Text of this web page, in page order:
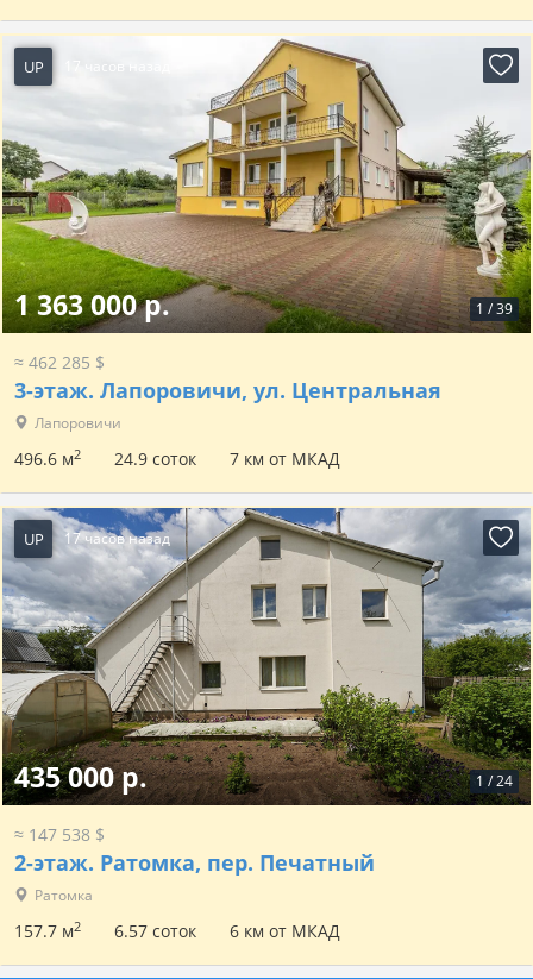
UP 17 часов назад
1 /39
1 363 000 р.
≈ 462 285 $
3-этаж. Лапоровичи, ул. Центральная
Лапоровичи
496.6 м2 24.9 соток 7 км от МКАД
UP 17 часов назад
1 /24
435 000 р.
≈ 147 538 $
2-этаж. Ратомка, пер. Печатный
Ратомка
157.7 м2 6.57 соток 6 км от МКАД